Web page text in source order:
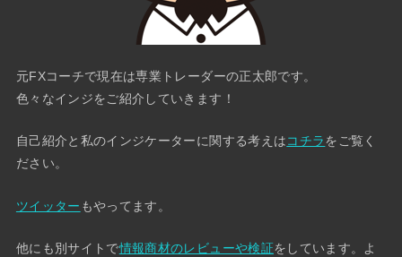
元FXコーチで現在は専業トレーダーの正太郎です。
色々なインジをご紹介していきます！
自己紹介と私のインジケーターに関する考えはコチラをご覧く
ださい。
ツイッター もやってます。
他にも別サイトで情報商材のレビューや検証をしています。よ